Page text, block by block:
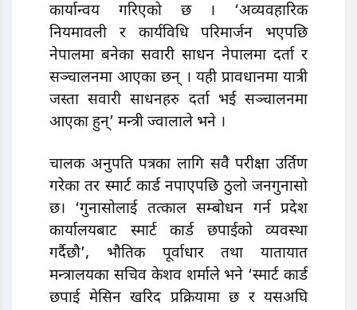
कार्यान्वय गरिएको छ । ‘अव्यवहारिक
नियमावली र कार्यविधि परिमार्जन भएपछि
नेपालमा बनेका सवारी साधन नेपालमा दर्ता र
सञ्चालनमा आएका छन् । यही प्रावधानमा यात्री
जस्ता सवारी साधनहरु दर्ता भई सञ्चालनमा
आएका हुन्’ मन्त्री ज्वालाले भने ।
चालक अनुपति पत्रका लागि सवै परीक्षा उर्तिण
गरेका तर स्मार्ट कार्ड नपाएपछि ठुलो जनगुनासो
छ। ‘गुनासोलाई तत्काल सम्बोधन गर्न प्रदेश
कार्यालयबाट स्मार्ट कार्ड छपाईको व्यवस्था
गर्दैछौ’, भौतिक पूर्वाधार तथा यातायात
मन्त्रालयका सचिव केशव शर्माले भने ‘स्मार्ट कार्ड
छपाई मेसिन खरिद प्रक्रियामा छ र यसअघि